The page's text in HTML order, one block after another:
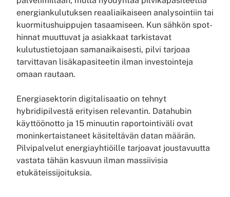
energiankulutuksen reaaliaikaiseen analysointiin tai
kuormitushuippujen tasaamiseen. Kun sähkön spot-
hinnat muuttuvat ja asiakkaat tarkistavat
kulutustietojaan samanaikaisesti, pilvi tarjoaa
tarvittavan lisäkapasiteetin ilman investointeja
omaan rautaan.
Energiasektorin digitalisaatio on tehnyt
hybridipilvestä erityisen relevantin. Datahubin
käyttöönotto ja 15 minuutin raportointiväli ovat
moninkertaistaneet käsiteltävän datan määrän.
Pilvipalvelut energiayhtiöille tarjoavat joustavuutta
vastata tähän kasvuun ilman massiivisia
etukäteissijoituksia.